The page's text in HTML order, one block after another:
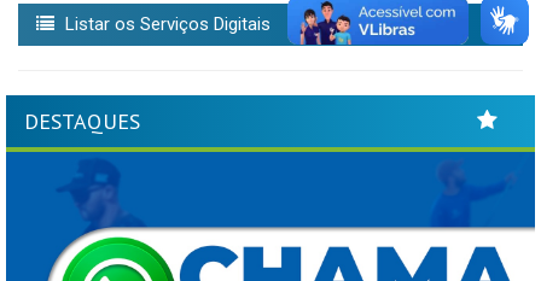
Listar os Serviços Digitais
DESTAQUES